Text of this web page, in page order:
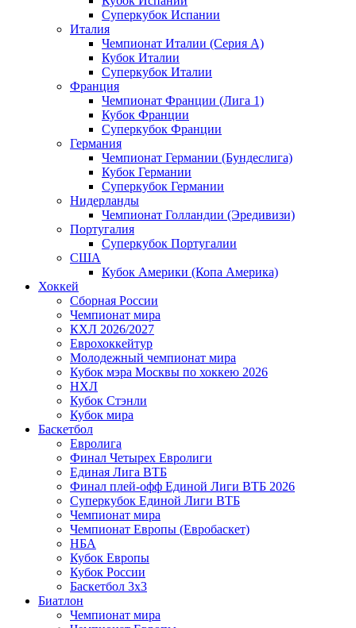
Суперкубок Испании
Италия
Чемпионат Италии (Серия А)
Кубок Италии
Суперкубок Италии
Франция
Чемпионат Франции (Лига 1)
Кубок Франции
Суперкубок Франции
Германия
Чемпионат Германии (Бундеслига)
Кубок Германии
Суперкубок Германии
Нидерланды
Чемпионат Голландии (Эредивизи)
Португалия
Суперкубок Португалии
США
Кубок Америки (Копа Америка)
Хоккей
Сборная России
Чемпионат мира
КХЛ 2026/2027
Еврохоккейтур
Молодежный чемпионат мира
Кубок мэра Москвы по хоккею 2026
НХЛ
Кубок Стэнли
Кубок мира
Баскетбол
Евролига
Финал Четырех Евролиги
Единая Лига ВТБ
Финал плей-офф Единой Лиги ВТБ 2026
Суперкубок Единой Лиги ВТБ
Чемпионат мира
Чемпионат Европы (Евробаскет)
НБА
Кубок Европы
Кубок России
Баскетбол 3х3
Биатлон
Чемпионат мира